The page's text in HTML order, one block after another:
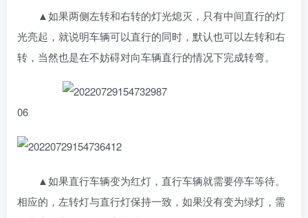
▲如果两侧左转和右转的灯光熄灭，只有中间直行的灯
光亮起，就说明车辆可以直行的同时，默认也可以左转和右
转，当然也是在不妨碍对向车辆直行的情况下完成转弯。
06
▲如果直行车辆变为红灯，直行车辆就需要停车等待。
相应的，左转灯与直行灯保持一致，如果没有变为绿灯，需